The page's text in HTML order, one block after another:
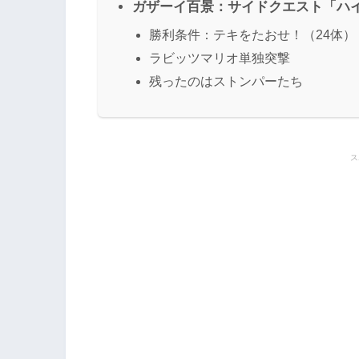
ガザーイ百景：サイドクエスト「ハ
勝利条件：テキをたおせ！（24体）
ラビッツマリオ単独突撃
残ったのはストンパーたち